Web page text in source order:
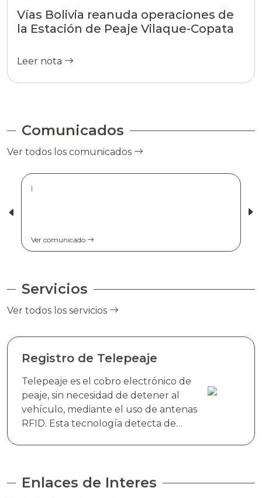
Vías Bolivia reanuda operaciones de
la Estación de Peaje Vilaque-Copata
Leer nota
Comunicados
Ver todos los comunicados
|
Ver comunicado
Servicios
Ver todos los servicios
Registro de Telepeaje
Telepeaje es el cobro electrónico de
peaje, sin necesidad de detener al
vehículo, mediante el uso de antenas
RFID. Esta tecnología detecta de
el cobro de peaje a través del debito
Enlaces de Interes